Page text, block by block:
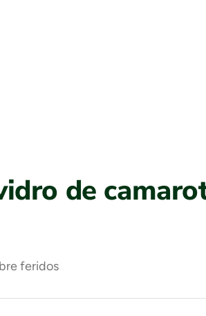
de
feridos